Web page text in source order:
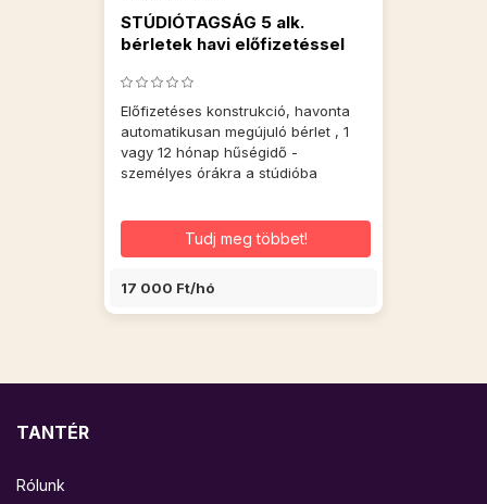
STÚDIÓTAGSÁG 5 alk.
bérletek havi előfizetéssel
Előfizetéses konstrukció, havonta
automatikusan megújuló bérlet , 1
vagy 12 hónap hűségidő -
személyes órákra a stúdióba
Tudj meg többet!
17 000 Ft/hó
TANTÉR
Rólunk